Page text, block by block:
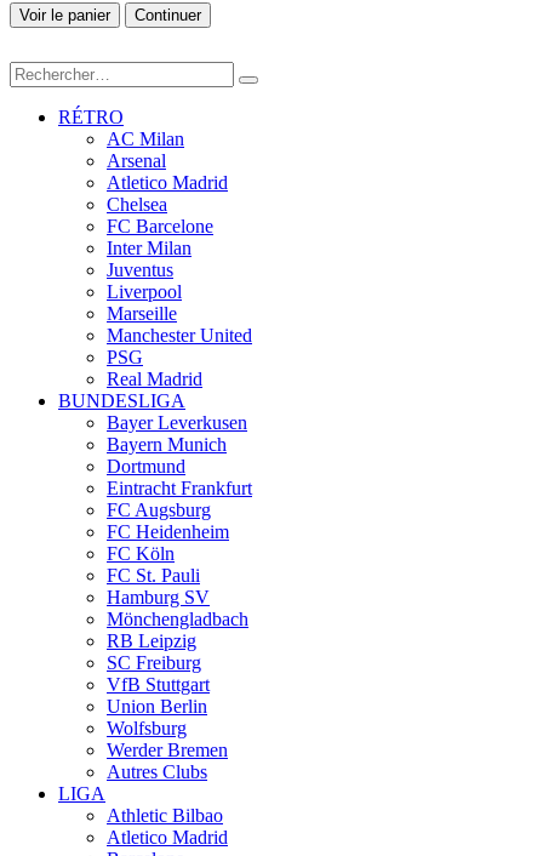
Voir le panier Continuer
RÉTRO
AC Milan
Arsenal
Atletico Madrid
Chelsea
FC Barcelone
Inter Milan
Juventus
Liverpool
Marseille
Manchester United
PSG
Real Madrid
BUNDESLIGA
Bayer Leverkusen
Bayern Munich
Dortmund
Eintracht Frankfurt
FC Augsburg
FC Heidenheim
FC Köln
FC St. Pauli
Hamburg SV
Mönchengladbach
RB Leipzig
SC Freiburg
VfB Stuttgart
Union Berlin
Wolfsburg
Werder Bremen
Autres Clubs
LIGA
Athletic Bilbao
Atletico Madrid